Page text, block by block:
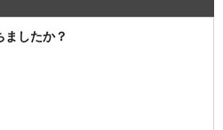
ましたか？